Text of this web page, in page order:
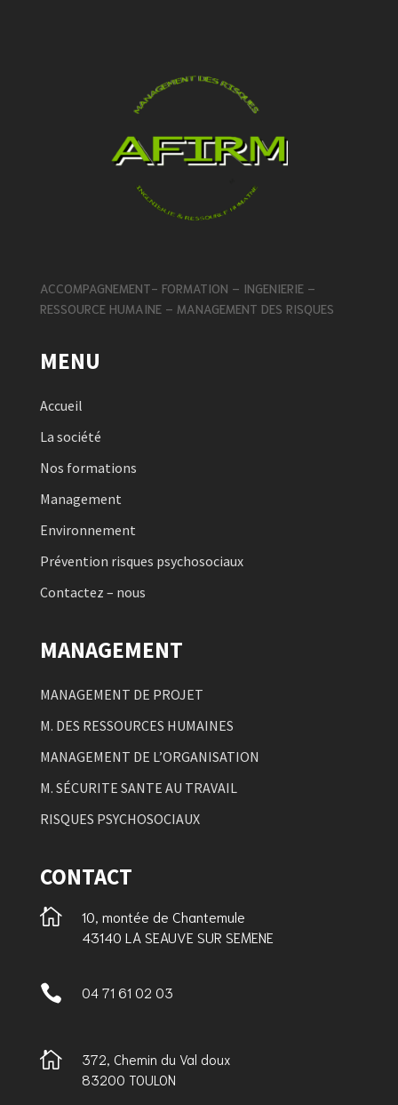
ACCOMPAGNEMENT- FORMATION – INGENIERIE –
RESSOURCE HUMAINE – MANAGEMENT DES RISQUES
MENU
Accueil
La société
Nos formations
Management
Environnement
Prévention risques psychosociaux
Contactez – nous
MANAGEMENT
MANAGEMENT DE PROJET
M. DES RESSOURCES HUMAINES
MANAGEMENT DE L’ORGANISATION
M. SÉCURITE SANTE AU TRAVAIL
RISQUES PSYCHOSOCIAUX
CONTACT

10, montée de Chantemule
43140 LA SEAUVE SUR SEMENE
 04 71 61 02 03

372, Chemin du Val doux
83200 TOULON